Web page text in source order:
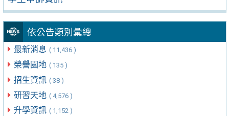
依公告類別彙總
最新消息 ( 11,436 )
榮譽園地 ( 135 )
招生資訊 ( 38 )
研習天地 ( 4,576 )
升學資訊 ( 1,152 )